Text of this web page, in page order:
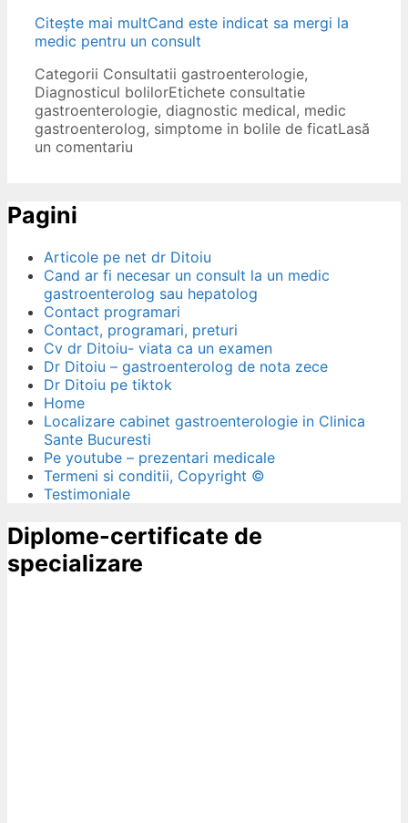
Citește mai multCand este indicat sa mergi la
medic pentru un consult
Categorii Consultatii gastroenterologie,
Diagnosticul bolilorEtichete consultatie
gastroenterologie, diagnostic medical, medic
gastroenterolog, simptome in bolile de ficatLasă
un comentariu
Pagini
Articole pe net dr Ditoiu
Cand ar fi necesar un consult la un medic
gastroenterolog sau hepatolog
Contact programari
Contact, programari, preturi
Cv dr Ditoiu- viata ca un examen
Dr Ditoiu – gastroenterolog de nota zece
Dr Ditoiu pe tiktok
Home
Localizare cabinet gastroenterologie in Clinica
Sante Bucuresti
Pe youtube – prezentari medicale
Termeni si conditii, Copyright ©
Testimoniale
Diplome-certificate de
specializare